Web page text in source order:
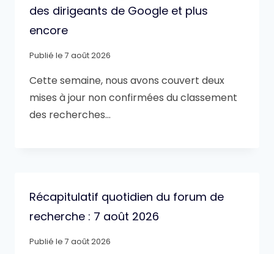
des dirigeants de Google et plus
encore
Publié le 7 août 2026
Cette semaine, nous avons couvert deux
mises à jour non confirmées du classement
des recherches…
Récapitulatif quotidien du forum de
recherche : 7 août 2026
Publié le 7 août 2026